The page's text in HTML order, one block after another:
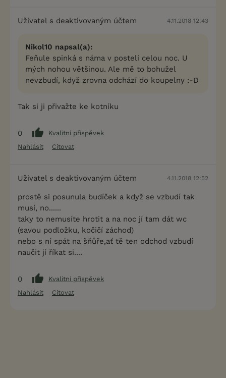
Uživatel s deaktivovaným účtem 4.11.2018 12:43
Nikol10 napsal(a):
Feňule spinká s náma v posteli celou noc. U
mých nohou většinou. Ale mě to bohužel
nevzbudí, když zrovna odchází do koupelny :-D
Tak si ji přivažte ke kotníku
0
Kvalitní příspěvek
Nahlásit
Citovat
Uživatel s deaktivovaným účtem 4.11.2018 12:52
prostě si posunula budíček a když se vzbudí tak
musí, no......
taky to nemusíte hrotit a na noc jí tam dát wc
(savou podložku, kočičí záchod)
nebo s ní spát na šňůře,ať tě ten odchod vzbudí
naučit jí říkat si....
0
Kvalitní příspěvek
Nahlásit
Citovat